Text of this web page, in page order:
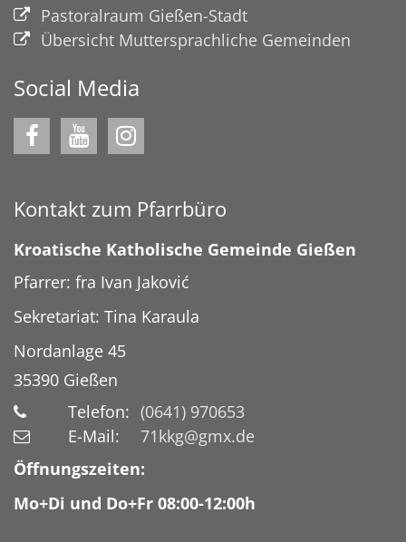
Pastoralraum Gießen-Stadt
Übersicht Muttersprachliche Gemeinden
Social Media
Kontakt zum Pfarrbüro
Kroatische Katholische Gemeinde Gießen
Pfarrer: fra Ivan Jaković
Sekretariat: Tina Karaula
Nordanlage 45
35390 Gießen
Telefon: (0641) 970653
E-Mail:
71kkg@gmx.de
Öffnungszeiten:
Mo+Di und Do+Fr 08:00-12:00h